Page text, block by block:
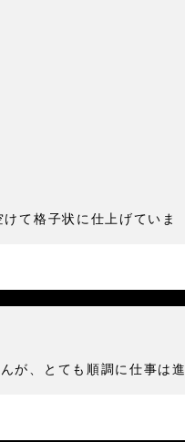
て格子状に仕上げていま
が、とても順調に仕事は進